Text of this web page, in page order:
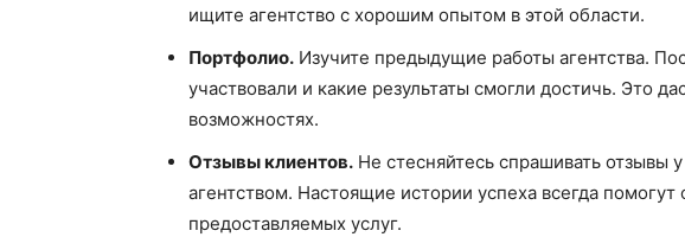
ищите агентство с хорошим опытом в этой области.
Портфолио. Изучите предыдущие работы агентства.
участвовали и какие результаты смогли достичь. Это
возможностях.
Отзывы клиентов. Не стесняйтесь спрашивать отзывы
агентством. Настоящие истории успеха всегда помогут
предоставляемых услуг.